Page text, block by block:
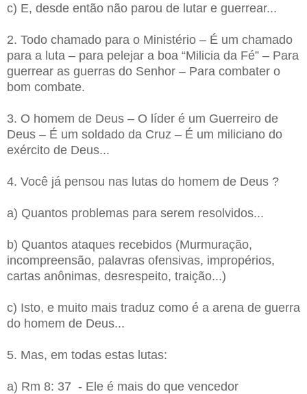
c) E, desde então não parou de lutar e guerrear...
2. Todo chamado para o Ministério – É um chamado
para a luta – para pelejar a boa “Milicia da Fé” – Para
guerrear as guerras do Senhor – Para combater o
bom combate.
3. O homem de Deus – O líder é um Guerreiro de
Deus – É um soldado da Cruz – É um miliciano do
exército de Deus...
4. Você já pensou nas lutas do homem de Deus ?
a) Quantos problemas para serem resolvidos...
b) Quantos ataques recebidos (Murmuração,
incompreensão, palavras ofensivas, impropérios,
cartas anônimas, desrespeito, traição...)
c) Isto, e muito mais traduz como é a arena de guerra
do homem de Deus...
5. Mas, em todas estas lutas:
a) Rm 8: 37 - Ele é mais do que vencedor